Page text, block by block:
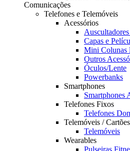
Comunicações
Telefones e Telemóveis
Acessórios
Capas e
Mini Colunas
Outros
Óculos/Lente
Powerbanks
Smartphones
Smartphones
Telefones Fixos
Telefones
Telemóveis / Cartões
Telemóveis
Wearables
Pulseiras